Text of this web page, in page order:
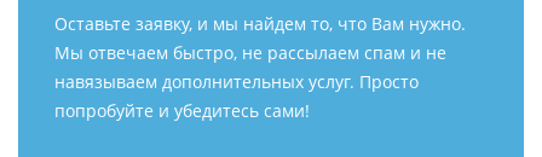
Оставьте заявку, и мы найдем то, что Вам нужно.
Мы отвечаем быстро, не рассылаем спам и не
навязываем дополнительных услуг. Просто
попробуйте и убедитесь сами!